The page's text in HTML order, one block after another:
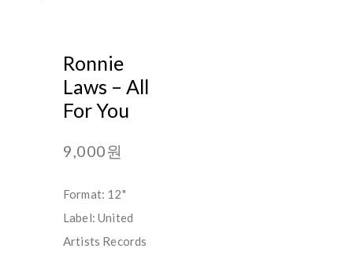
Ronnie
Laws ‎– All
For You
9,000원
Format: 12"
Label: United
Artists Records ‎